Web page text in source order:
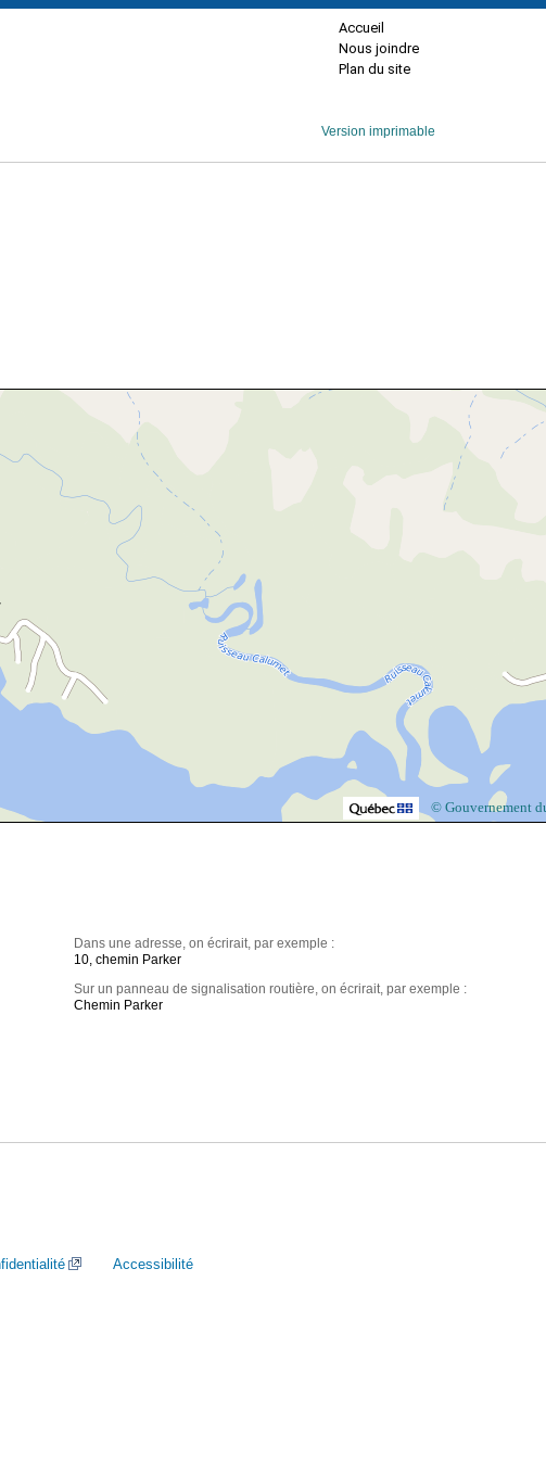
Accueil
Nous joindre
Plan du site
Version imprimable
© Gouvernement
Dans une adresse, on écrirait, par exemple :
10, chemin Parker
Sur un panneau de signalisation routière, on écrirait, par exemple :
Chemin Parker
Accessibilité